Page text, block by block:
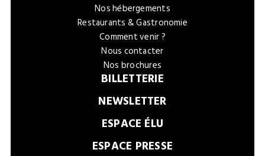
Nos hébergements
Restaurants & Gastronomie
Comment venir ?
Nous contacter
Nos brochures
BILLETTERIE
NEWSLETTER
ESPACE ÉLU
ESPACE PRESSE